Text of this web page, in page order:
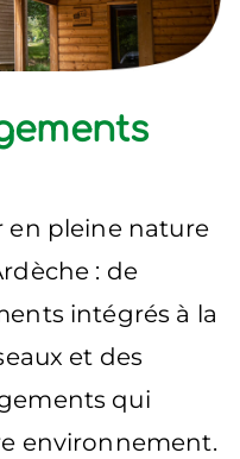
en pleine nature
: de
intégrés à la
et des
qui
environnement.